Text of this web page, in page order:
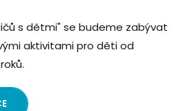
s dětmi" se budeme zabývat
aktivitami pro děti od